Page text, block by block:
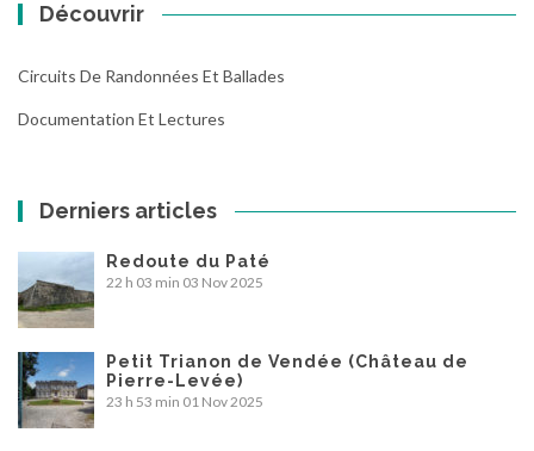
Découvrir
Circuits De Randonnées Et Ballades
Documentation Et Lectures
Derniers articles
Redoute du Paté
22 h 03 min 03 Nov 2025
Petit Trianon de Vendée (Château de
Pierre-Levée)
23 h 53 min 01 Nov 2025